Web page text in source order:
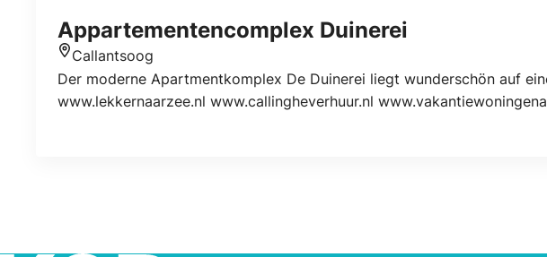
Appartementencomplex Duinerei
Standort
Callantsoog
Der moderne Apartmentkomplex De Duinerei liegt wunderschön auf
www.lekkernaarzee.nl www.callingheverhuur.nl